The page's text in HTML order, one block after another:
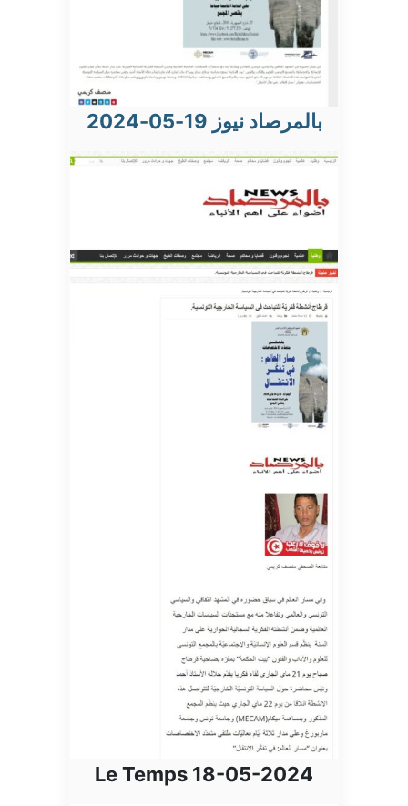
بالمرصاد نيوز 19-05-2024
Le Temps 18-05-2024